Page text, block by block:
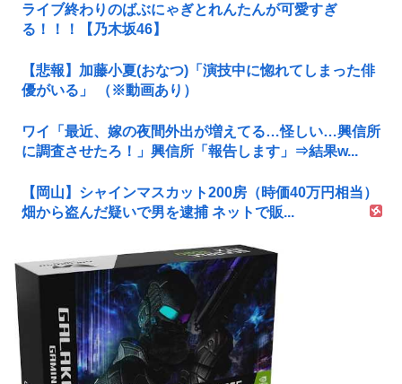
ライブ終わりのばぶにゃぎとれんたんが可愛すぎ
る！！！【乃木坂46】
【悲報】加藤小夏(おなつ)「演技中に惚れてしまった俳
優がいる」 （※動画あり）
ワイ「最近、嫁の夜間外出が増えてる…怪しい…興信所
に調査させたろ！」興信所「報告します」⇒結果w...
【岡山】シャインマスカット200房（時価40万円相当）
畑から盗んだ疑いで男を逮捕 ネットで販...